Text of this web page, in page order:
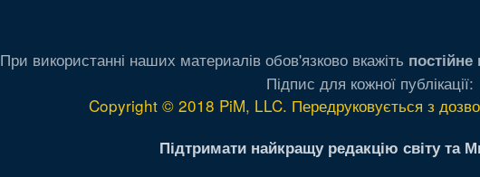
При використанні наших материалів обов'язково вкажіть
Підпис для кожної публікації:
Copyright © 2018 PiM, LLC. Передруковується з
Підтримати найкращу редакцію світу та